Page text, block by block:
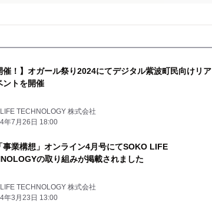
催！】オガール祭り2024にてデジタル紫波町民向けリア
ントを開催
TECHNOLOGY 株式会社
年7月26日 18:00
事業構想」オンライン4月号にてSOKO LIFE
の取り組みが掲載されました
TECHNOLOGY 株式会社
年3月23日 13:00